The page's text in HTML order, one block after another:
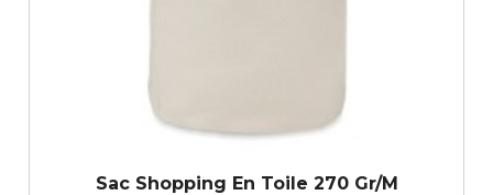
Sac Shopping En Toile 270 Gr/m